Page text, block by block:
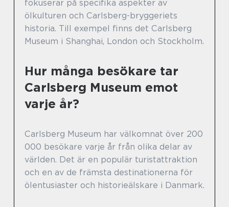
fokuserar på specifika aspekter av
ölkulturen och Carlsberg-bryggeriets
historia. Till exempel finns det Carlsberg
Museum i Shanghai, London och Stockholm.
Hur många besökare tar
Carlsberg Museum emot
varje år?
Carlsberg Museum har välkomnat över 200
000 besökare varje år från olika delar av
världen. Det är en populär turistattraktion
och en av de främsta destinationerna för
ölentusiaster och historieälskare i Danmark.